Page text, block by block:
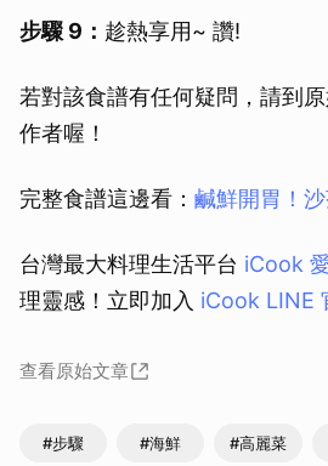
步驟 9： 趁熱享用~ 讚!
若對該食譜有任何疑問，請到
作者喔！
完整食譜這邊看： 鹹鮮開胃！
台灣最大料理生活平台 iCook
理靈感！立即加入 iCook LINE
查看原始文章
#步驟 #海鮮 #高麗菜